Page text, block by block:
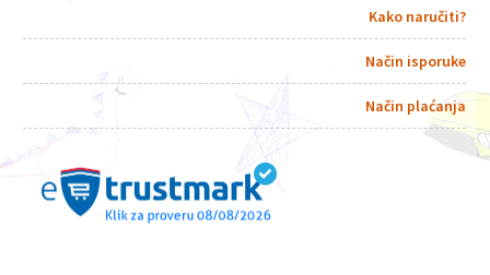
Kako naručiti?
Način isporuke
Način plaćanja